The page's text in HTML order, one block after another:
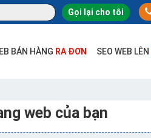
Gọi lại cho tôi
BÁN HÀNG RA ĐƠN SEO WEB LÊN
web của bạn